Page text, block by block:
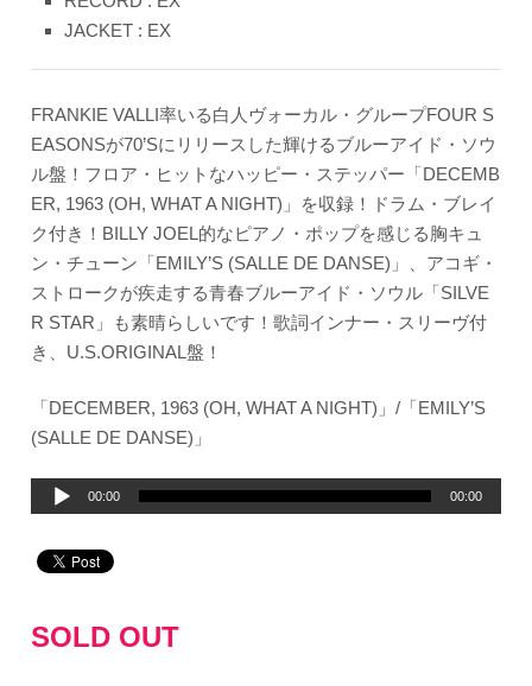
JACKET : EX
FRANKIE VALLI率いる白人ヴォーカル・グループFOUR S
EASONSが70’Sにリリースした輝けるブルーアイド・ソウ
ル盤！フロア・ヒットなハッピー・ステッパー「DECEMB
ER, 1963 (OH, WHAT A NIGHT)」を収録！ドラム・ブレイ
ク付き！BILLY JOEL的なピアノ・ポップを感じる胸キュ
ン・チューン「EMILY’S (SALLE DE DANSE)」、アコギ・
ストロークが疾走する青春ブルーアイド・ソウル「SILVE
R STAR」も素晴らしいです！歌詞インナー・スリーヴ付
き、U.S.ORIGINAL盤！
「DECEMBER, 1963 (OH, WHAT A NIGHT)」/「EMILY’S
(SALLE DE DANSE)」
プ
ヤ
00:00 00:00
SOLD OUT